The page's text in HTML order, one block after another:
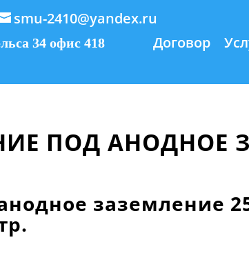
smu-2410@yandex.ru
34 офис 418 Договор
ПОД АНОДНОЕ
заземление